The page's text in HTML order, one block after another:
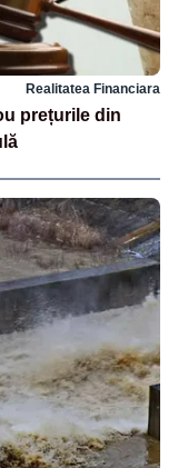
Realitatea Financiara
prețurile din